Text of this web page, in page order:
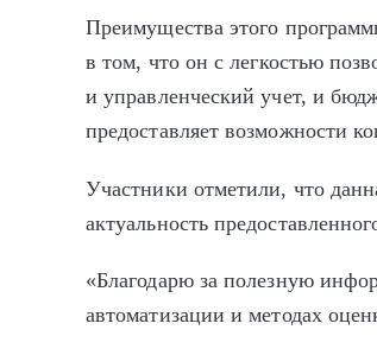
Преимущества этого
в том, что он с легкостью
и управленческий учет, и
предоставляет возможности
Участники отметили, что
актуальность
«Благодарю за полезную
автоматизации и методах